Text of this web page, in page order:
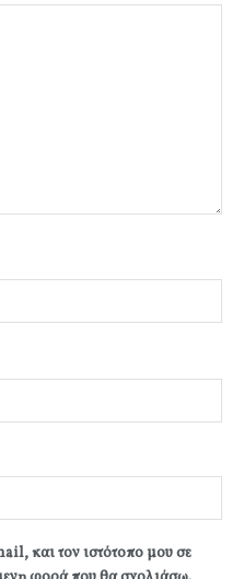
και τον ιστότοπο μου σε